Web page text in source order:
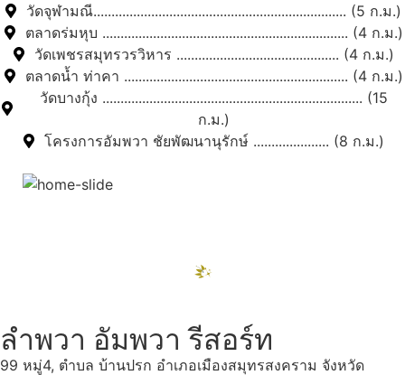
วัดจุฬามณี...................................................................... (5 ก.ม.)
ตลาดร่มหุบ .................................................................... (4 ก.ม.)
วัดเพชรสมุทรวรวิหาร ............................................. (4 ก.ม.)
ตลาดน้ำ ท่าคา .............................................................. (4 ก.ม.)
วัดบางกุ้ง ........................................................................ (15
ก.ม.)
โครงการอัมพวา ชัยพัฒนานุรักษ์ ..................... (8 ก.ม.)
ลำพวา อัมพวา รีสอร์ท
99 หมู่4, ตำบล บ้านปรก อำเภอเมืองสมุทรสงคราม จังหวัด